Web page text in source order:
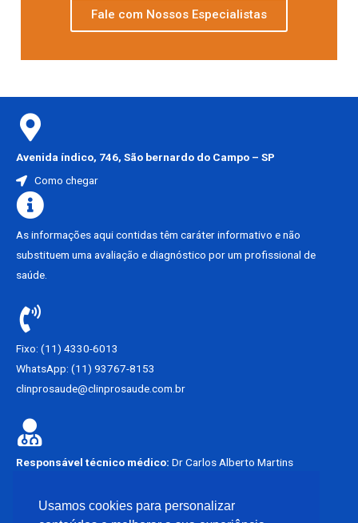
Usamos cookies para personalizar
Fale com Nossos Especialistas
Avenida índico, 746, São bernardo do Campo – SP
Como chegar
As informações aqui contidas têm caráter informativo e não
substituem uma avaliação e diagnóstico por um profissional de
saúde.
Fixo: (11) 4330-6013
WhatsApp: (11) 93767-8153
clinprosaude@clinprosaude.com.br
Responsável técnico médico: Dr Carlos Alberto Martins
CRM – SP 62449